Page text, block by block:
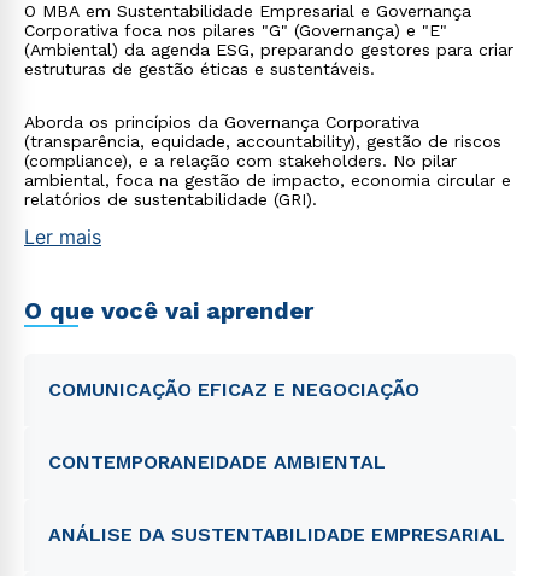
O MBA em Sustentabilidade Empresarial e Governança
Corporativa foca nos pilares "G" (Governança) e "E"
(Ambiental) da agenda ESG, preparando gestores para criar
estruturas de gestão éticas e sustentáveis.
Aborda os princípios da Governança Corporativa
(transparência, equidade, accountability), gestão de riscos
(compliance), e a relação com stakeholders. No pilar
ambiental, foca na gestão de impacto, economia circular e
relatórios de sustentabilidade (GRI).
Ler mais
O que você vai aprender
COMUNICAÇÃO EFICAZ E NEGOCIAÇÃO
CONTEMPORANEIDADE AMBIENTAL
ANÁLISE DA SUSTENTABILIDADE EMPRESARIAL